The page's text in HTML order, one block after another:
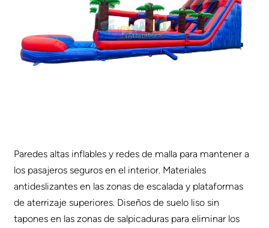
Paredes altas inflables y redes de malla para mantener a
los pasajeros seguros en el interior. Materiales
antideslizantes en las zonas de escalada y plataformas
de aterrizaje superiores. Diseños de suelo liso sin
tapones en las zonas de salpicaduras para eliminar los